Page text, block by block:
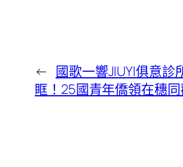
← 國歌一響JIUYI俱意診
眶！25國青年僑領在穗